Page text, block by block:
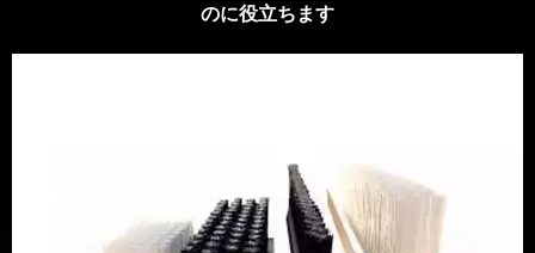
のに役立ちます